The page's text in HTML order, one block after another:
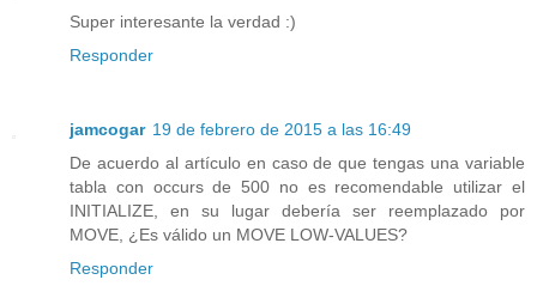
Super interesante la verdad :)
Responder
jamcogar 19 de febrero de 2015 a las 16:49
De acuerdo al artículo en caso de que tengas una variable
tabla con occurs de 500 no es recomendable utilizar el
INITIALIZE, en su lugar debería ser reemplazado por
MOVE, ¿Es válido un MOVE LOW-VALUES?
Responder